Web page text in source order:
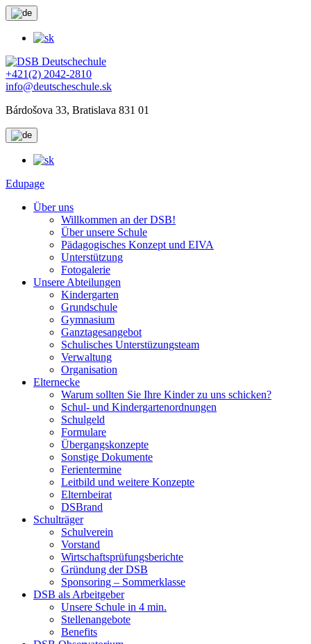
+421(2) 2042-2810
info@deutscheschule.sk
Bárdošova 33, Bratislava 831 01
Edupage
Über uns
Willkommen an der DSB!
Über unsere Schule
Pädagogisches Konzept und EIVA
Unterstützung
Fotogalerie
Unsere Abteilungen
Kindergarten
Grundschule
Gymnasium
Ganztagesangebot
Schulisches Unterstüzungsteam
Verwaltung
Organisation
Elternecke
Warum sollten Sie Ihre Kinder zu uns schicken?
Schul- und Kindergartenordnungen
Schulgeld
Formulare
Übergangskonzepte
Sonstige Dokumente
Ferientermine
Leitbild und weitere Konzepte
Elternbeirat
DSBrand
Schulträger
Schulverein
Vorstand
Wirtschaftsprüfungsberichte
Gründung der DSB
Sponsoring – Sommerklasse
DSB als Arbeitgeber
Unsere Schule in 4 min.
Stellenangebote
Benefits